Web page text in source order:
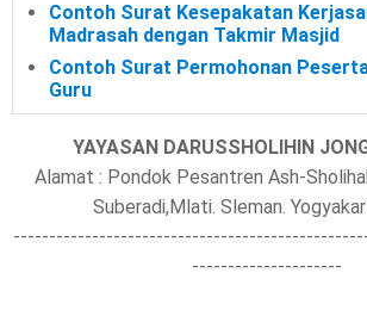
Contoh Surat Kesepakatan
Madrasah dengan Takmir Masjid
Contoh Surat Permohonan
Guru
YAYASAN DARUSSHOLIHIN
Alamat : Pondok Pesantren Ash-
Suberadi,Mlati. Sleman.
---------------------